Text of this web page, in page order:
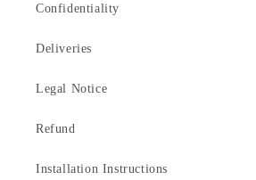
Confidentiality
Deliveries
Legal Notice
Refund
Installation Instructions